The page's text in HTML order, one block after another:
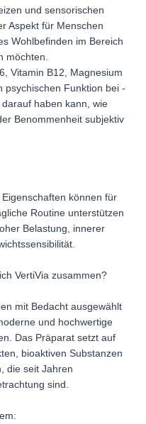
und sensorischen
Aspekt für Menschen
Wohlbefinden im Bereich
möchten.
Vitamin B12, Magnesium
psychischen Funktion bei -
haben kann, wie
Benommenheit subjektiv
können für
Routine unterstützen
Belastung, innerer
VertiVia zusammen?
mit Bedacht ausgewählt
und hochwertige
Das Präparat setzt auf
bioaktiven Substanzen
die seit Jahren
sind.